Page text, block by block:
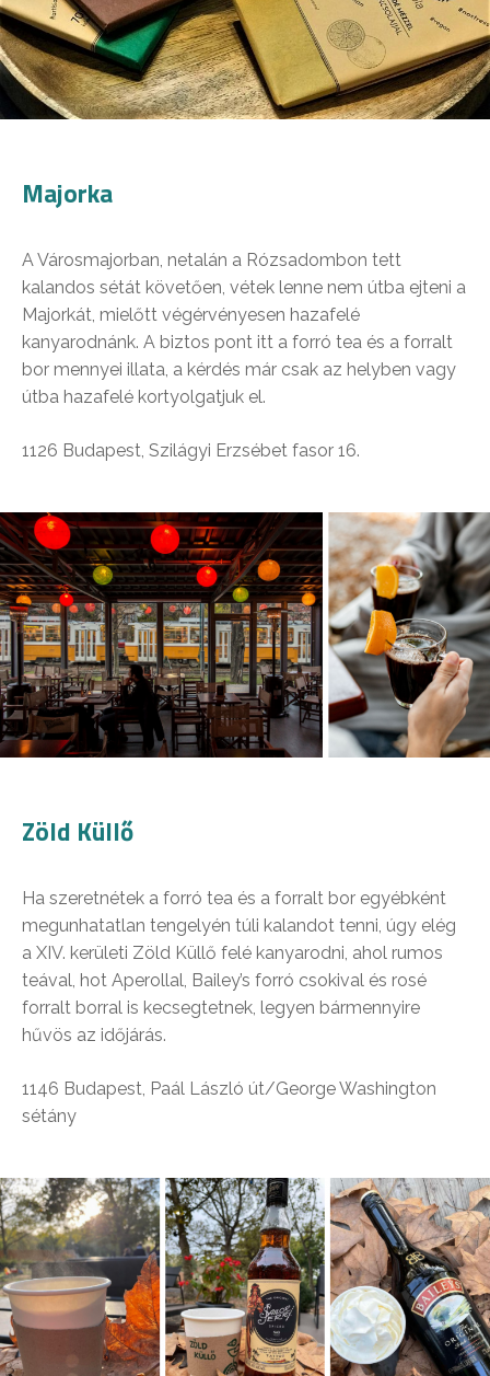
Majorka
A Városmajorban, netalán a Rózsadombon tett
kalandos sétát követően, vétek lenne nem útba ejteni a
Majorkát, mielőtt végérvényesen hazafelé
kanyarodnánk. A biztos pont itt a forró tea és a forralt
bor mennyei illata, a kérdés már csak az helyben vagy
útba hazafelé kortyolgatjuk el.
1126 Budapest, Szilágyi Erzsébet fasor 16.
Zöld Küllő
Ha szeretnétek a forró tea és a forralt bor egyébként
megunhatatlan tengelyén túli kalandot tenni, úgy elég
a XIV. kerületi Zöld Küllő felé kanyarodni, ahol rumos
teával, hot Aperollal, Bailey’s forró csokival és rosé
forralt borral is kecsegtetnek, legyen bármennyire
hűvös az időjárás.
1146 Budapest, Paál László út/George Washington
sétány